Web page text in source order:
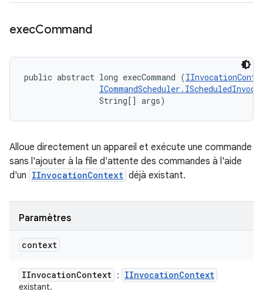
execCommand
public abstract long execCommand (
                String[] args)
Alloue directement un appareil et exécute une commande
sans l'ajouter à la file d'attente des commandes à l'aide
d'un IInvocationContext déjà existant.
Paramètres
context
IInvocationContext : IInvocationContext
existant.